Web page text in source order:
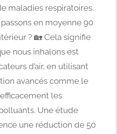
maladies respiratoires.
en moyenne 90
? 🏡 Cela signifie
nous inhalons est
d’air, en utilisant
avancés comme le
les
Une étude
une réduction de 50